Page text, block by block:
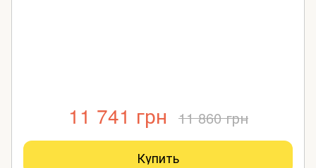
11 741 грн 11 860 грн
Купить